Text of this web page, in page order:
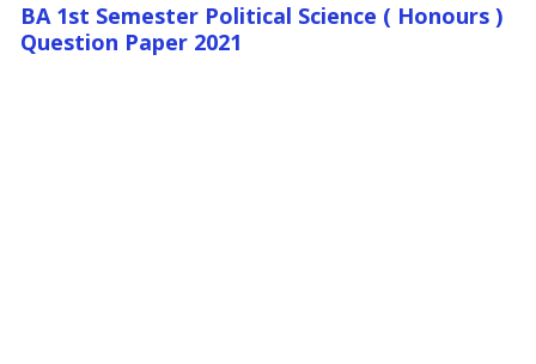
BA 1st Semester Political Science ( Honours )
Question Paper 2021